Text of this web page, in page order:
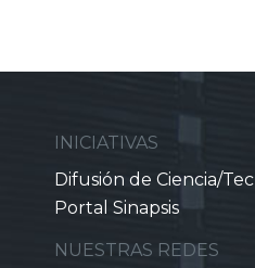
INICIATIVAS
Difusión de Ciencia/Tec
Portal Sinapsis
NUESTRAS REDES